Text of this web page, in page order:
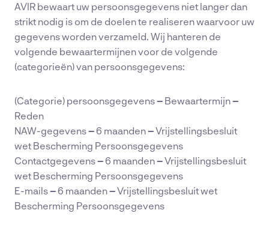
AVIR bewaart uw persoonsgegevens niet langer dan
strikt nodig is om de doelen te realiseren waarvoor uw
gegevens worden verzameld. Wij hanteren de
volgende bewaartermijnen voor de volgende
(categorieën) van persoonsgegevens:
(Categorie) persoonsgegevens– Bewaartermijn–
Reden
NAW-gegevens–6 maanden–Vrijstellingsbesluit
wet Bescherming Persoonsgegevens
Contactgegevens–6 maanden–Vrijstellingsbesluit
wet Bescherming Persoonsgegevens
E-mails–6 maanden–Vrijstellingsbesluit wet
Bescherming Persoonsgegevens